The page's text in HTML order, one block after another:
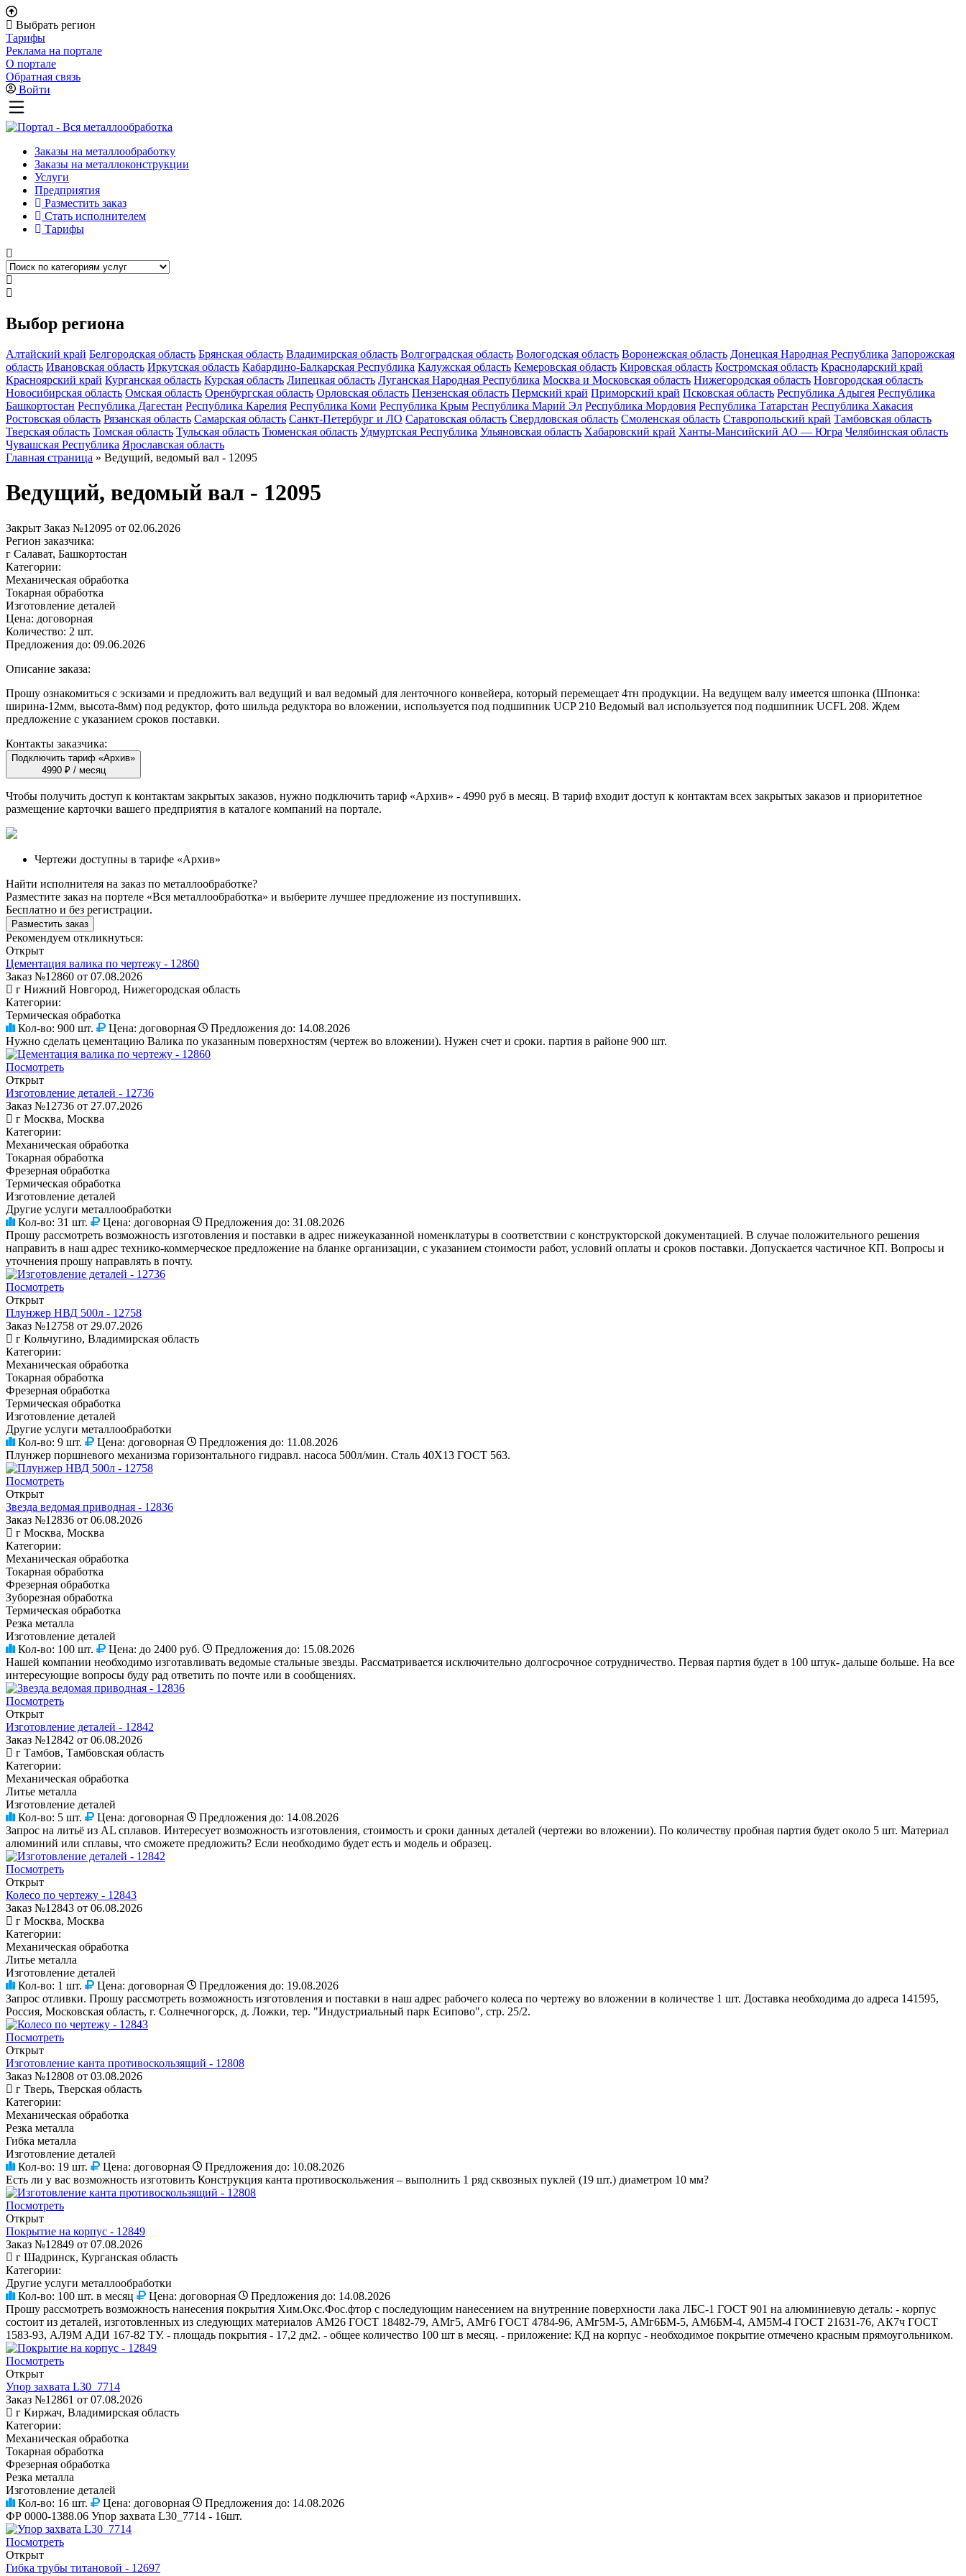
Выбрать регион
Тарифы
Реклама на портале
О портале
Обратная связь
Войти
Заказы на металлообработку
Заказы на металлоконструкции
Услуги
Предприятия
Разместить заказ
Стать исполнителем
Тарифы
Выбор региона
Алтайский край Белгородская область Брянская область Владимирская область Волгоградская область Вологодская область Воронежская область Донецкая Народная Республика Запорожская
область Ивановская область Иркутская область Кабардино-Балкарская Республика Калужская область Кемеровская область Кировская область Костромская область Краснодарский край
Красноярский край Курганская область Курская область Липецкая область Луганская Народная Республика Москва и Московская область Нижегородская область Новгородская область
Новосибирская область Омская область Оренбургская область Орловская область Пензенская область Пермский край Приморский край Псковская область Республика Адыгея Республика
Башкортостан Республика Дагестан Республика Карелия Республика Коми Республика Крым Республика Марий Эл Республика Мордовия Республика Татарстан Республика Хакасия
Ростовская область Рязанская область Самарская область Санкт-Петербург и ЛО Саратовская область Свердловская область Смоленская область Ставропольский край Тамбовская область
Тверская область Томская область Тульская область Тюменская область Удмуртская Республика Ульяновская область Хабаровский край Ханты-Мансийский АО — Югра Челябинская область
Чувашская Республика Ярославская область
Главная страница » Ведущий, ведомый вал - 12095
Ведущий, ведомый вал - 12095
Закрыт Заказ №12095 от 02.06.2026
Регион заказчика:
г Салават, Башкортостан
Категории:
Механическая обработка
Токарная обработка
Изготовление деталей
Цена: договорная
Количество: 2 шт.
Предложения до: 09.06.2026
Описание заказа:
Прошу ознакомиться с эскизами и предложить вал ведущий и вал ведомый для ленточного конвейера, который перемещает 4тн продукции. На ведущем валу имеется шпонка (Шпонка:
ширина-12мм, высота-8мм) под редуктор, фото шильда редуктора во вложении, используется под подшипник UCP 210 Ведомый вал используется под подшипник UCFL 208. Ждем
предложение с указанием сроков поставки.
Контакты заказчика:
Подключить тариф «Архив»
4990 ₽ / месяц
Чтобы получить доступ к контактам закрытых заказов, нужно подключить тариф «Архив» - 4990 руб в месяц. В тариф входит доступ к контактам всех закрытых заказов и приоритетное
размещение карточки вашего предприятия в каталоге компаний на портале.
Чертежи доступны в тарифе «Архив»
Найти исполнителя на заказ по металлообработке?
Разместите заказ на портеле «Вся металлообработка» и выберите лучшее предложение из поступивших.
Бесплатно и без регистрации.
Разместить заказ
Рекомендуем откликнуться:
Открыт
Цементация валика по чертежу - 12860
Заказ №12860 от 07.08.2026
г Нижний Новгород, Нижегородская область
Категории:
Термическая обработка
Кол-во: 900 шт. Цена: договорная Предложения до: 14.08.2026
Нужно сделать цементацию Валика по указанным поверхностям (чертеж во вложении). Нужен счет и сроки. партия в районе 900 шт.
Посмотреть
Открыт
Изготовление деталей - 12736
Заказ №12736 от 27.07.2026
г Москва, Москва
Категории:
Механическая обработка
Токарная обработка
Фрезерная обработка
Термическая обработка
Изготовление деталей
Другие услуги металлообработки
Кол-во: 31 шт. Цена: договорная Предложения до: 31.08.2026
Прошу рассмотреть возможность изготовления и поставки в адрес нижеуказанной номенклатуры в соответствии с конструкторской документацией. В случае положительного решения
направить в наш адрес технико-коммерческое предложение на бланке организации, с указанием стоимости работ, условий оплаты и сроков поставки. Допускается частичное КП. Вопросы и
уточнения прошу направлять в почту.
Посмотреть
Открыт
Плунжер НВД 500л - 12758
Заказ №12758 от 29.07.2026
г Кольчугино, Владимирская область
Категории:
Механическая обработка
Токарная обработка
Фрезерная обработка
Термическая обработка
Изготовление деталей
Другие услуги металлообработки
Кол-во: 9 шт. Цена: договорная Предложения до: 11.08.2026
Плунжер поршневого механизма горизонтального гидравл. насоса 500л/мин. Сталь 40Х13 ГОСТ 563.
Посмотреть
Открыт
Звезда ведомая приводная - 12836
Заказ №12836 от 06.08.2026
г Москва, Москва
Категории:
Механическая обработка
Токарная обработка
Фрезерная обработка
Зуборезная обработка
Термическая обработка
Резка металла
Изготовление деталей
Кол-во: 100 шт. Цена: до 2400 руб. Предложения до: 15.08.2026
Нашей компании необходимо изготавливать ведомые стальные звезды. Рассматривается исключительно долгосрочное сотрудничество. Первая партия будет в 100 штук- дальше больше. На все
интересующие вопросы буду рад ответить по почте или в сообщениях.
Посмотреть
Открыт
Изготовление деталей - 12842
Заказ №12842 от 06.08.2026
г Тамбов, Тамбовская область
Категории:
Механическая обработка
Литье металла
Изготовление деталей
Кол-во: 5 шт. Цена: договорная Предложения до: 14.08.2026
Запрос на литьё из AL сплавов. Интересует возможность изготовления, стоимость и сроки данных деталей (чертежи во вложении). По количеству пробная партия будет около 5 шт. Материал
алюминий или сплавы, что сможете предложить? Если необходимо будет есть и модель и образец.
Посмотреть
Открыт
Колесо по чертежу - 12843
Заказ №12843 от 06.08.2026
г Москва, Москва
Категории:
Механическая обработка
Литье металла
Изготовление деталей
Кол-во: 1 шт. Цена: договорная Предложения до: 19.08.2026
Запрос отливки. Прошу рассмотреть возможность изготовления и поставки в наш адрес рабочего колеса по чертежу во вложении в количестве 1 шт. Доставка необходима до адреса 141595,
Россия, Московская область, г. Солнечногорск, д. Ложки, тер. "Индустриальный парк Есипово", стр. 25/2.
Посмотреть
Открыт
Изготовление канта противоскользящий - 12808
Заказ №12808 от 03.08.2026
г Тверь, Тверская область
Категории:
Механическая обработка
Резка металла
Гибка металла
Изготовление деталей
Кол-во: 19 шт. Цена: договорная Предложения до: 10.08.2026
Есть ли у вас возможность изготовить Конструкция канта противоскольжения – выполнить 1 ряд сквозных пуклей (19 шт.) диаметром 10 мм?
Посмотреть
Открыт
Покрытие на корпус - 12849
Заказ №12849 от 07.08.2026
г Шадринск, Курганская область
Категории:
Другие услуги металлообработки
Кол-во: 100 шт. в месяц Цена: договорная Предложения до: 14.08.2026
Прошу рассмотреть возможность нанесения покрытия Хим.Окс.Фос.фтор с последующим нанесением на внутренние поверхности лака ЛБС-1 ГОСТ 901 на алюминиевую деталь: - корпус
состоит из деталей, изготовленных из следующих материалов АМ26 ГОСТ 18482-79, АМг5, АМг6 ГОСТ 4784-96, АМг5М-5, АМг6БМ-5, АМ6БМ-4, АМ5М-4 ГОСТ 21631-76, АК7ч ГОСТ
1583-93, АЛ9М АДИ 167-82 ТУ. - площадь покрытия - 17,2 дм2. - общее количество 100 шт в месяц. - приложение: КД на корпус - необходимое покрытие отмечено красным прямоугольником.
Посмотреть
Открыт
Упор захвата L30_7714
Заказ №12861 от 07.08.2026
г Киржач, Владимирская область
Категории:
Механическая обработка
Токарная обработка
Фрезерная обработка
Резка металла
Изготовление деталей
Кол-во: 16 шт. Цена: договорная Предложения до: 14.08.2026
ФР 0000-1388.06 Упор захвата L30_7714 - 16шт.
Посмотреть
Открыт
Гибка трубы титановой - 12697